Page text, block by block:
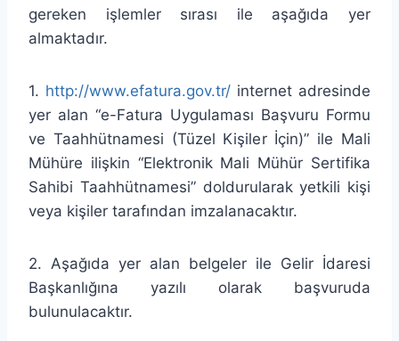
gereken işlemler sırası ile aşağıda yer
almaktadır.
1. http://www.efatura.gov.tr/ internet adresinde
yer alan “e-Fatura Uygulaması Başvuru Formu
ve Taahhütnamesi (Tüzel Kişiler İçin)” ile Mali
Mühüre ilişkin “Elektronik Mali Mühür Sertifika
Sahibi Taahhütnamesi” doldurularak yetkili kişi
veya kişiler tarafından imzalanacaktır.
2. Aşağıda yer alan belgeler ile Gelir İdaresi
Başkanlığına yazılı olarak başvuruda
bulunulacaktır.